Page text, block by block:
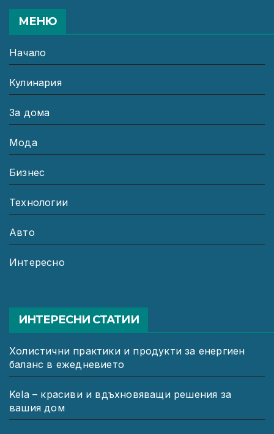
МЕНЮ
Начало
Кулинария
За дома
Мода
Бизнес
Технологии
Авто
Интересно
ИНТЕРЕСНИ СТАТИИ
Холистични практики и продукти за енергиен
баланс в ежедневието
Kela – красиви и вдъхновяващи решения за
вашия дом